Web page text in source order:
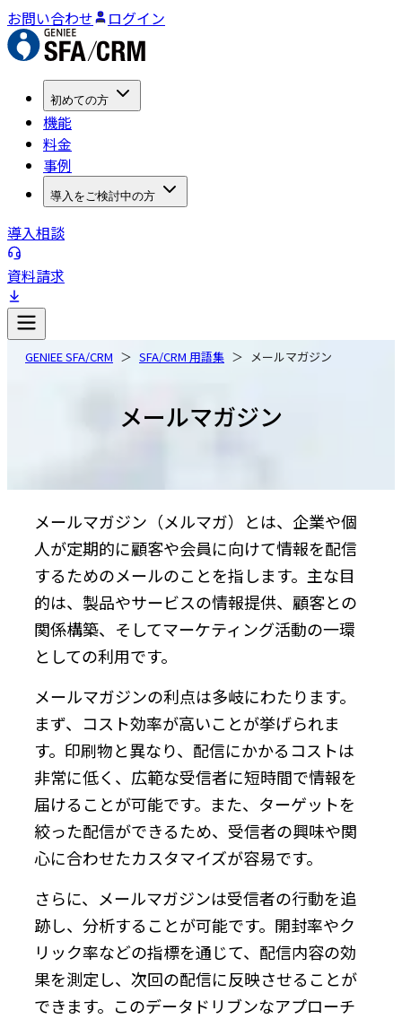
お問い合わせ ログイン
初めての方
機能
料金
事例
導入をご検討中の方
導入相談
資料請求
GENIEE SFA/CRM SFA/CRM 用語集 メールマガジン
メールマガジン
メールマガジン（メルマガ）とは、企業や個
人が定期的に顧客や会員に向けて情報を配信
するためのメールのことを指します。主な目
的は、製品やサービスの情報提供、顧客との
関係構築、そしてマーケティング活動の一環
としての利用です。
メールマガジンの利点は多岐にわたります。
まず、コスト効率が高いことが挙げられま
す。印刷物と異なり、配信にかかるコストは
非常に低く、広範な受信者に短時間で情報を
届けることが可能です。また、ターゲットを
絞った配信ができるため、受信者の興味や関
心に合わせたカスタマイズが容易です。
さらに、メールマガジンは受信者の行動を追
跡し、分析することが可能です。開封率やク
リック率などの指標を通じて、配信内容の効
果を測定し、次回の配信に反映させることが
できます。このデータドリブンなアプローチ